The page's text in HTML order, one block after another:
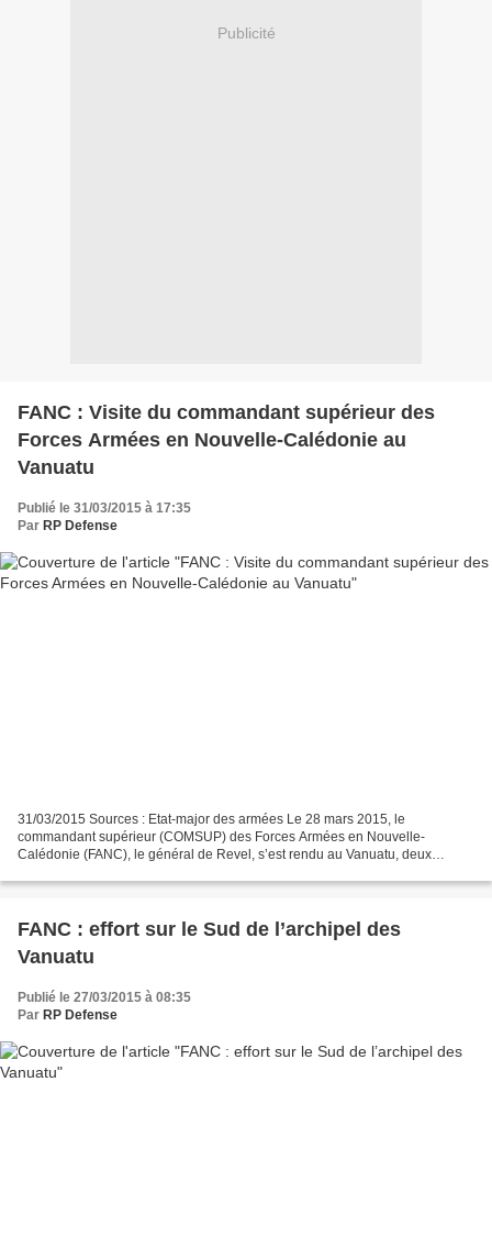
Publicité
FANC : Visite du commandant supérieur des
Forces Armées en Nouvelle-Calédonie au
Vanuatu
Publié le 31/03/2015 à 17:35
Par RP Defense
31/03/2015 Sources : Etat-major des armées Le 28 mars 2015, le
commandant supérieur (COMSUP) des Forces Armées en Nouvelle-
Calédonie (FANC), le général de Revel, s’est rendu au Vanuatu, deux
FANC : effort sur le Sud de l’archipel des
Vanuatu
Publié le 27/03/2015 à 08:35
Par RP Defense